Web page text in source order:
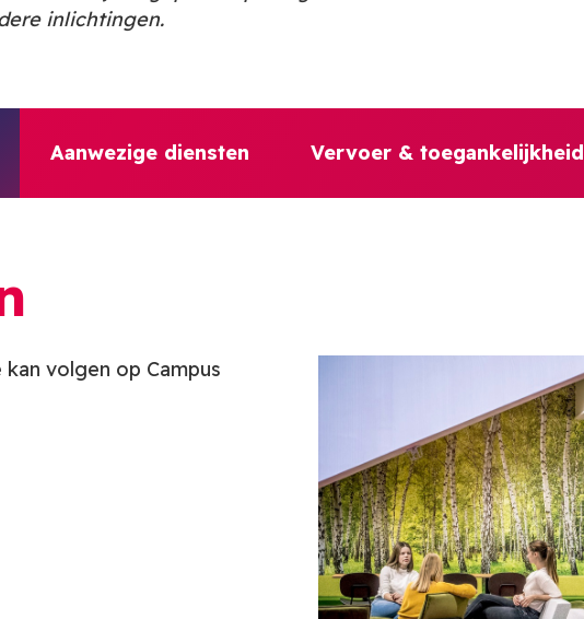
inlichtingen.
Aanwezige diensten Vervoer & toegankelijkheid
volgen op Campus